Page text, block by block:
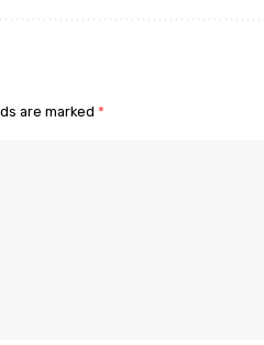
are marked *